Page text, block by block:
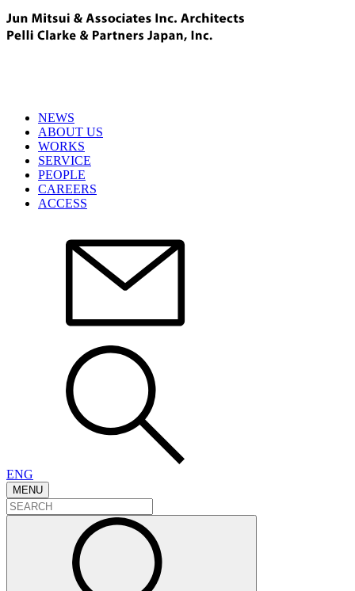
NEWS
ABOUT US
WORKS
SERVICE
PEOPLE
CAREERS
ACCESS
ENG
MENU